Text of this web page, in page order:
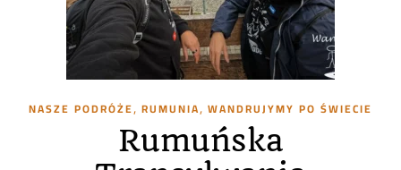
NASZE PODRÓŻE, RUMUNIA, WANDRUJYMY PO ŚWIECIE
Rumuńska